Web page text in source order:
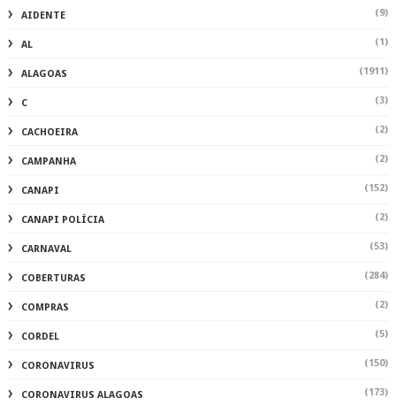
AIDENTE (9)
AL (1)
ALAGOAS (1911)
C (3)
CACHOEIRA (2)
CAMPANHA (2)
CANAPI (152)
CANAPI POLÍCIA (2)
CARNAVAL (53)
COBERTURAS (284)
COMPRAS (2)
CORDEL (5)
CORONAVIRUS (150)
CORONAVIRUS ALAGOAS (173)